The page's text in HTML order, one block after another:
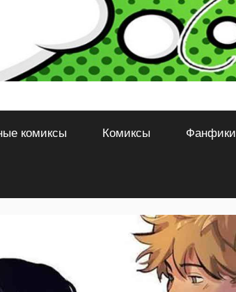
комиксы Комиксы Фанфики